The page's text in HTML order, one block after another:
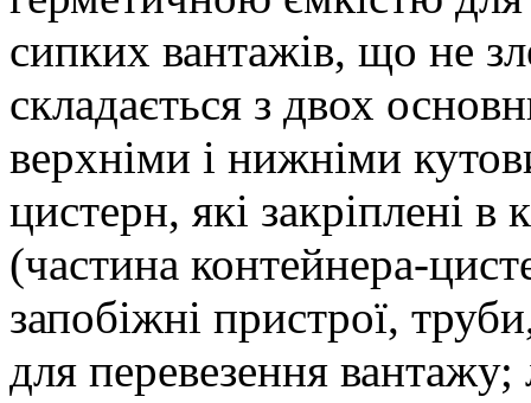
сипких вантажів, що не
складається з двох
верхніми і нижніми
цистерн, які закріплені
(частина контейнера-
запобіжні пристрої,
для перевезення вантажу;